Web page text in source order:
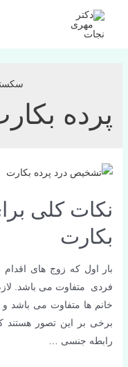
پرده
نکات کلی
بکارت
بار اول که زوج های
فردی متفاوت می باشد.
خانم ها متفاوت می باشد
برخی بر این تصور هستند
رابطه جنسی …